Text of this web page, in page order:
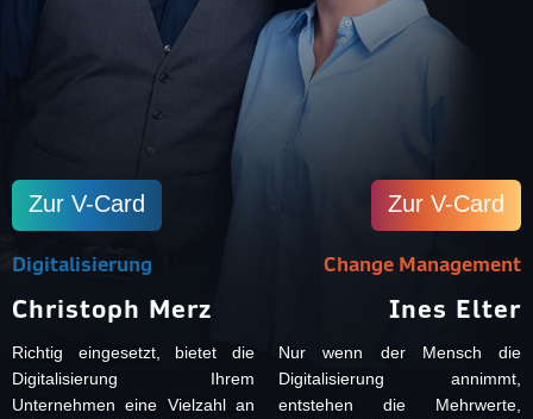
Zur V-Card
Digitalisierung
Christoph Merz
Richtig eingesetzt, bietet die
Digitalisierung Ihrem
Unternehmen eine Vielzahl an
Zur V-Card
Change Management
Ines Elter
Nur wenn der Mensch die
Digitalisierung annimmt,
entstehen die Mehrwerte,